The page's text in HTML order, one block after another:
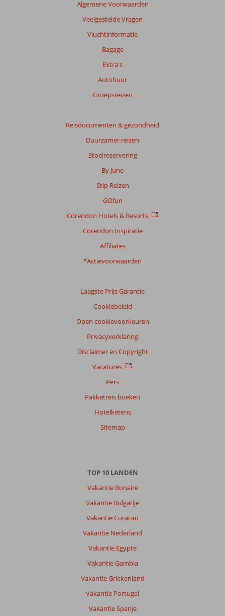
Algemene Voorwaarden
Veelgestelde Vragen
Vluchtinformatie
Bagage
Extra's
Autohuur
Groepsreizen
Reisdocumenten & gezondheid
Duurzamer reizen
Stoelreservering
By June
Stip Reizen
GOfun
Corendon Hotels & Resorts
Corendon Inspiratie
Affiliates
*Actievoorwaarden
Laagste Prijs Garantie
Cookiebeleid
Open cookievoorkeuren
Privacyverklaring
Disclaimer en Copyright
Vacatures
Pers
Pakketreis boeken
Hotelketens
Sitemap
TOP 10 LANDEN
Vakantie Bonaire
Vakantie Bulgarije
Vakantie Curacao
Vakantie Nederland
Vakantie Egypte
Vakantie Gambia
Vakantie Griekenland
Vakantie Portugal
Vakantie Spanje